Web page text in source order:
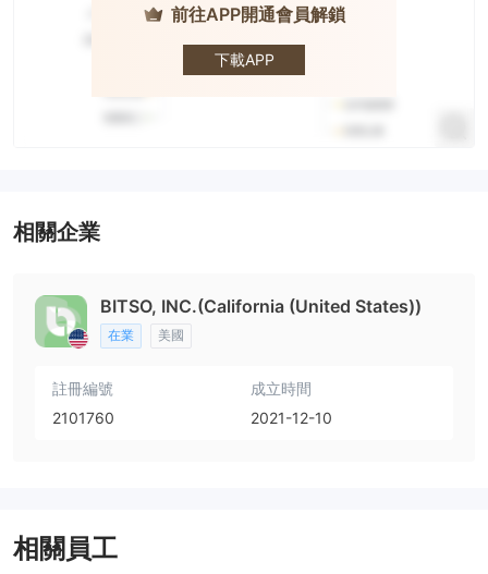
前往APP開通會員解鎖
下載APP
相關企業
BITSO, INC.(California (United States))
在業 美國
註冊編號
2101760
成立時間
2021-12-10
相關員工